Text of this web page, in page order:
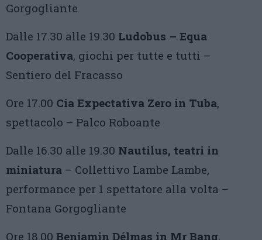
Gorgogliante
Dalle 17.30 alle 19.30 Ludobus – Equa
Cooperativa, giochi per tutte e tutti –
Sentiero del Fracasso
Ore 17.00 Cia Expectativa Zero in Tuba,
spettacolo – Palco Roboante
Dalle 16.30 alle 19.30 Nautilus, teatri in
miniatura – Collettivo Lambe Lambe,
performance per 1 spettatore alla volta –
Fontana Gorgogliante
Ore 18.00 Benjamin Délmas in Mr Bang,